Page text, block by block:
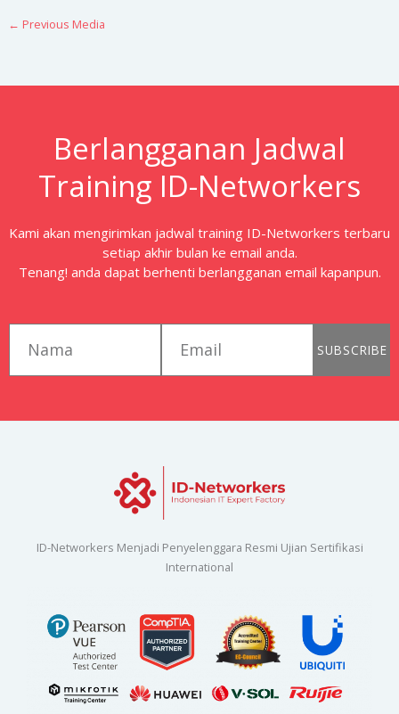
← Previous Media
Berlangganan Jadwal
Training ID-Networkers
Kami akan mengirimkan jadwal training ID-Networkers terbaru
setiap akhir bulan ke email anda.
Tenang! anda dapat berhenti berlangganan email kapanpun.
SUBSCRIBE
ID-Networkers Menjadi Penyelenggara Resmi Ujian Sertifikasi
International